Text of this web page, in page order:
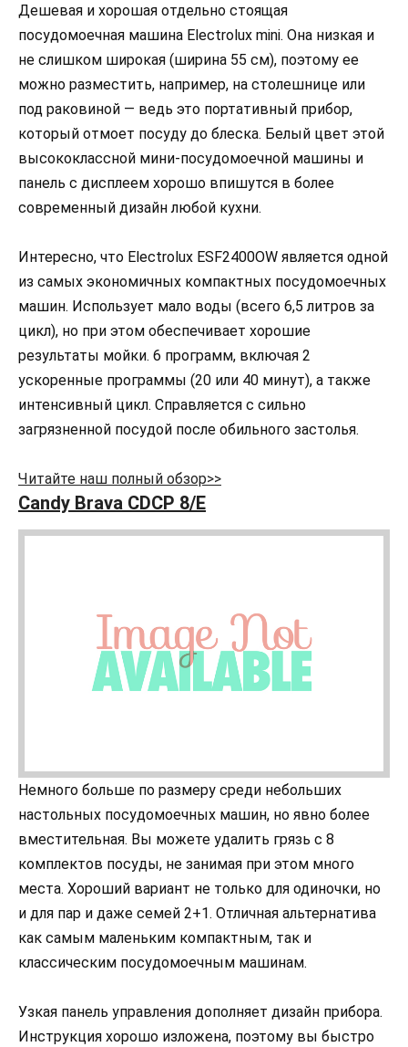
Дешевая и хорошая отдельно стоящая
посудомоечная машина Electrolux mini. Она низкая и
не слишком широкая (ширина 55 см), поэтому ее
можно разместить, например, на столешнице или
под раковиной — ведь это портативный прибор,
который отмоет посуду до блеска. Белый цвет этой
высококлассной мини-посудомоечной машины и
панель с дисплеем хорошо впишутся в более
современный дизайн любой кухни.
Интересно, что Electrolux ESF2400OW является одной
из самых экономичных компактных посудомоечных
машин. Использует мало воды (всего 6,5 литров за
цикл), но при этом обеспечивает хорошие
результаты мойки. 6 программ, включая 2
ускоренные программы (20 или 40 минут), а также
интенсивный цикл. Справляется с сильно
загрязненной посудой после обильного застолья.
Читайте наш полный обзор>>
Candy Brava CDCP 8/E
Немного больше по размеру среди небольших
настольных посудомоечных машин, но явно более
вместительная. Вы можете удалить грязь с 8
комплектов посуды, не занимая при этом много
места. Хороший вариант не только для одиночки, но
и для пар и даже семей 2+1. Отличная альтернатива
как самым маленьким компактным, так и
классическим посудомоечным машинам.
Узкая панель управления дополняет дизайн прибора.
Инструкция хорошо изложена, поэтому вы быстро